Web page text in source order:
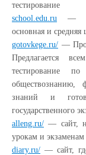
тестирование
school.edu.ru —
основная и средняя
gotovkege.ru/ —
Предлагается
тестирование
обществознанию,
знаний и
государственного
alleng.ru/ — сайт,
урокам и
diary.ru/ — сайт,